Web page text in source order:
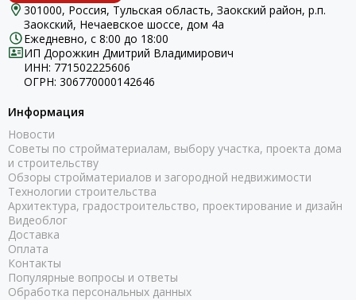
Сухие смеси
Воск для сауны
Термометры
Уплотнители кровельные
Фольга для бани
Форточки банные
Шапки, рукавицы, коврики
Шнуры базальтовые
301000, Россия, Тульская область, Заокский район, р.п.
Заокский, Нечаевское шоссе, дом 4а
Ежедневно, с 8:00 до 18:00
ИП Дорожкин Дмитрий Владимирович
ИНН: 771502225606
ОГРН: 306770000142646
Информация
Новости
Советы по стройматериалам, выбору участка, проекта дома
и строительству
Обзоры стройматериалов и загородной недвижимости
Технологии строительства
Архитектура, градостроительство, проектирование и дизайн
Видеоблог
Доставка
Оплата
Контакты
Популярные вопросы и ответы
Обработка персональных данных